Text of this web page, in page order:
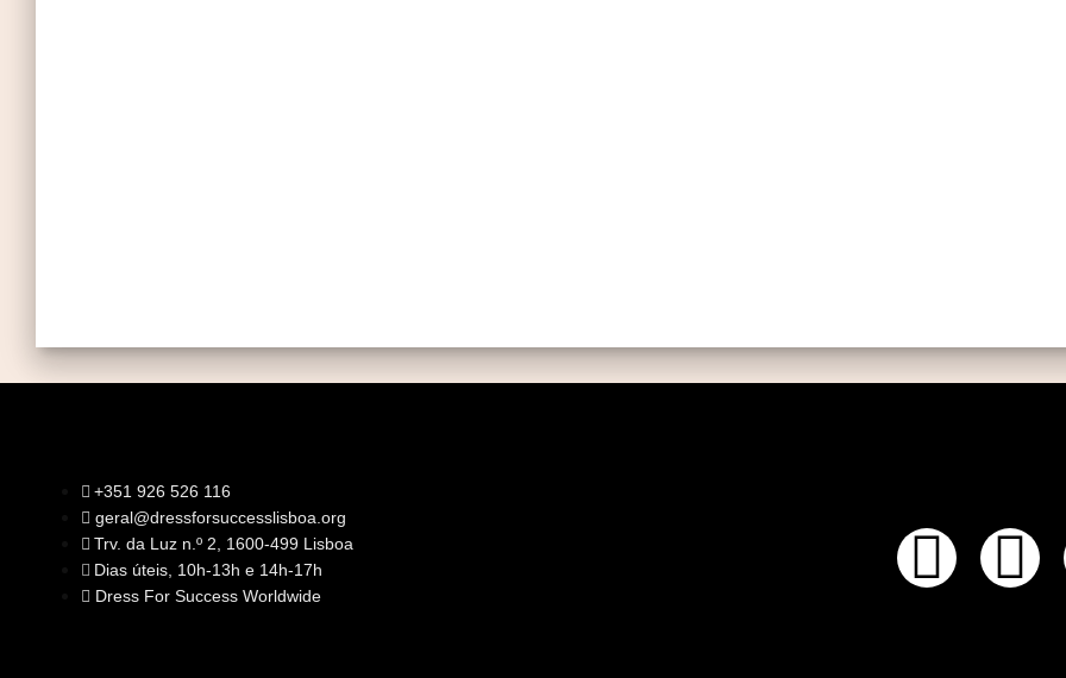
+351 926 526 116
geral@dressforsuccesslisboa.org
Trv. da Luz n.º 2, 1600-499 Lisboa
Dias úteis, 10h-13h e 14h-17h
Dress For Success Worldwide